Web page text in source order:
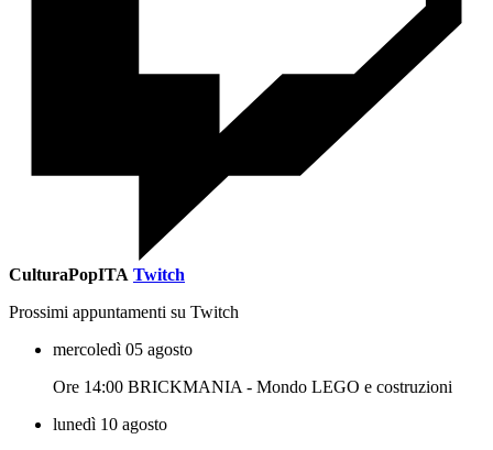
CulturaPopITA Twitch
Prossimi appuntamenti su Twitch
mercoledì 05 agosto
Ore 14:00 BRICKMANIA - Mondo LEGO e costruzioni
lunedì 10 agosto